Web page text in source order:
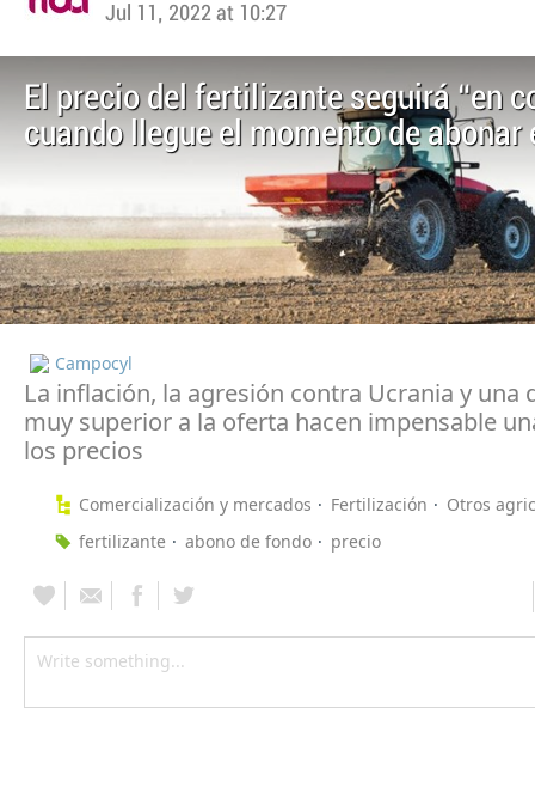
Jul 11, 2022 at 10:27
El precio del fertilizante seguirá “en
cuando llegue el momento de abonar
Campocyl
La inflación, la agresión contra Ucrania y una
muy superior a la oferta hacen impensable
los precios
Comercialización y mercados Fertilización
Otros
fertilizante
abono de fondo precio